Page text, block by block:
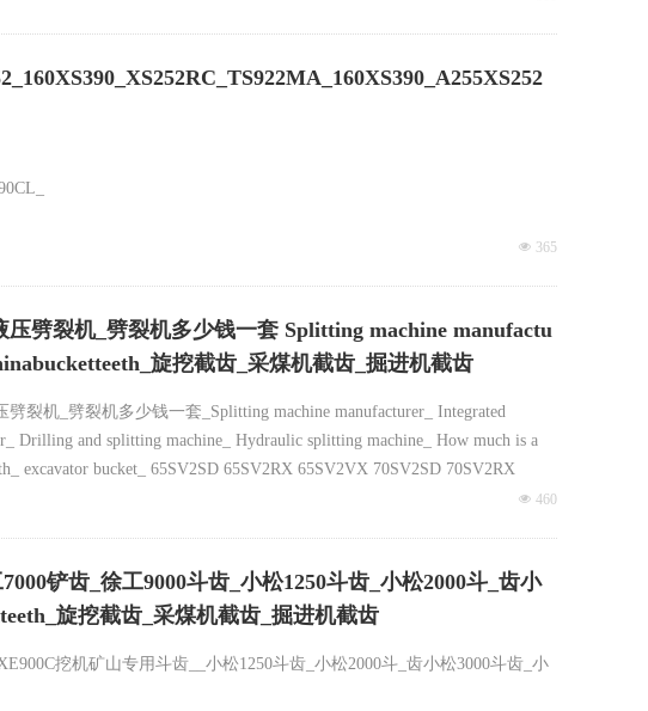
넶 365
劈裂机_劈裂机多少钱一套 Splitting machine manufactu
旋挖截齿_采煤机截齿_掘进机截齿
机_劈裂机多少钱一套_Splitting machine manufacturer_ Integrated
Drilling and splitting machine_ Hydraulic splitting machine_ How much is a
excavator bucket_ 65SV2SD 65SV2RX 65SV2VX 70SV2SD 70SV2RX
넶 460
铲齿_徐工9000斗齿_小松1250斗齿_小松2000斗_齿小
旋挖截齿_采煤机截齿_掘进机截齿
挖机矿山专用斗齿__小松1250斗齿_小松2000斗_齿小松3000斗齿_小